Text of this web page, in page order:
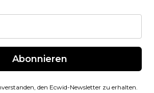
Abonnieren
den Ecwid-Newsletter zu erhalten.